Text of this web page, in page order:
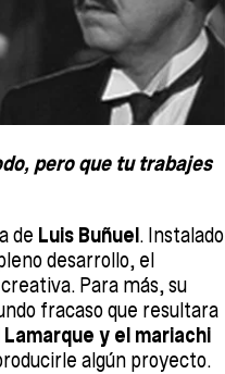
pero que tu trabajes
de Luis Buñuel . Instalado
desarrollo, el
Para más, su
fracaso que resultara
y el mariachi
algún proyecto.